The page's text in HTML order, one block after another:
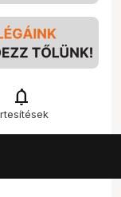
notifications